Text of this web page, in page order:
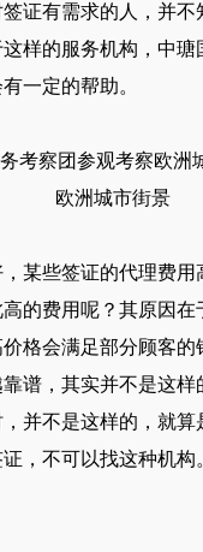
证有需求的人，并
样的服务机构， 中瑭
一定的帮助。
欧洲城市街景
某些签证的代理费用
的费用呢？其原因在
格会满足部分顾客的
谱，其实并不是这样
并不是这样的，就算
，不可以找这种机构